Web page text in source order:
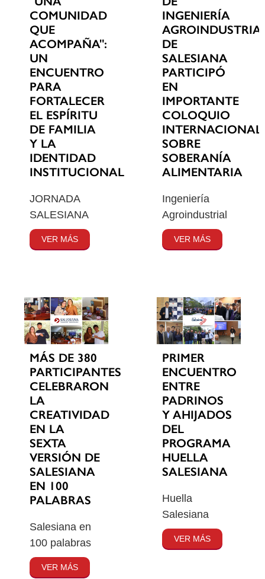
COMUNIDAD
QUE
ACOMPAÑA":
UN
ENCUENTRO
PARA
FORTALECER
EL ESPÍRITU
DE FAMILIA
Y LA
IDENTIDAD
INSTITUCIONAL
JORNADA
SALESIANA
VER MÁS
INGENIERÍA
DE
SALESIANA
PARTICIPÓ
EN
IMPORTANTE
COLOQUIO
INTERNACIONAL
SOBRE
SOBERANÍA
ALIMENTARIA
Ingeniería
Agroindustrial
VER MÁS
MÁS DE 380
PARTICIPANTES
CELEBRARON
LA
CREATIVIDAD
EN LA
SEXTA
VERSIÓN DE
SALESIANA
EN 100
PALABRAS
Salesiana en
100 palabras
VER MÁS
PRIMER
ENCUENTRO
ENTRE
PADRINOS
Y AHIJADOS
DEL
PROGRAMA
HUELLA
SALESIANA
Huella
Salesiana
VER MÁS